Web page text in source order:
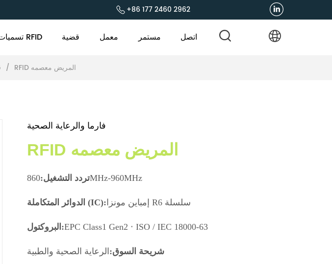
+86 177 2460 2962
تسميات RFID قضية معمل مستمر اتصل
/ RFID المريض معصمه
فارما والرعاية الصحية
RFID المريض معصمه